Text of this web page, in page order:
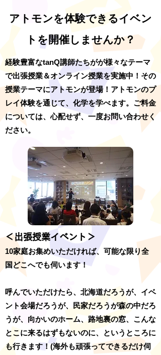
アトモンを体験できるイベン
トを開催しませんか？
​経験豊富なtanQ講師たちがが様々なテーマ
で出張授業＆オンライン授業を実施中！その
授業テーマにアトモンが登場！アトモンのプ
レイ体験を通じて、化学を学べます。 ご料金
については、心配せず、一度お問い合わせく
ださい。
＜出張授業イベント＞
10家庭お集めいただければ、可能な限り全
国どこへでも伺います！
呼んでいただけたら、北海道だろうが、イベ
ント会場だろうが、民家だろうが森の中だろ
うが、向かいのホーム、路地裏の窓、こんな
とこに来るはずもないのに、というところに
も行きます！(海外も頑張ってできるだけ伺